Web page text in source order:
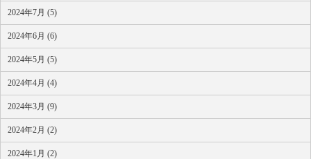
2024年7月 (5)
2024年6月 (6)
2024年5月 (5)
2024年4月 (4)
2024年3月 (9)
2024年2月 (2)
2024年1月 (2)